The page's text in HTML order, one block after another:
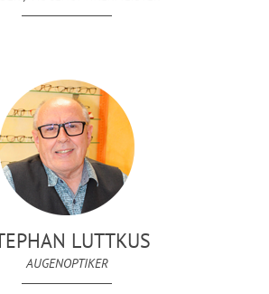
LUTTKUS
AUGENOPTIKER